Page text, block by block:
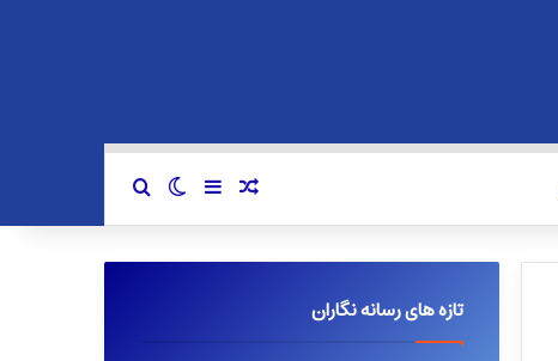
نوشته تصادفی
سایدبارتغییر پوسته
تازه های رسانه نگاران